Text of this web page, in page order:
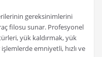
gereksinimlerini
filosu sunar. Profesyonel
yük kaldırmak, yük
emniyetli, hızlı ve